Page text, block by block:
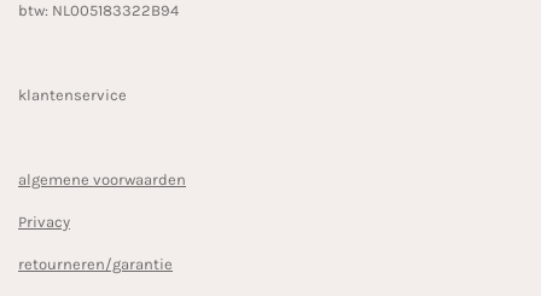
btw: NL005183322B94
klantenservice
algemene voorwaarden
Privacy
retourneren/garantie